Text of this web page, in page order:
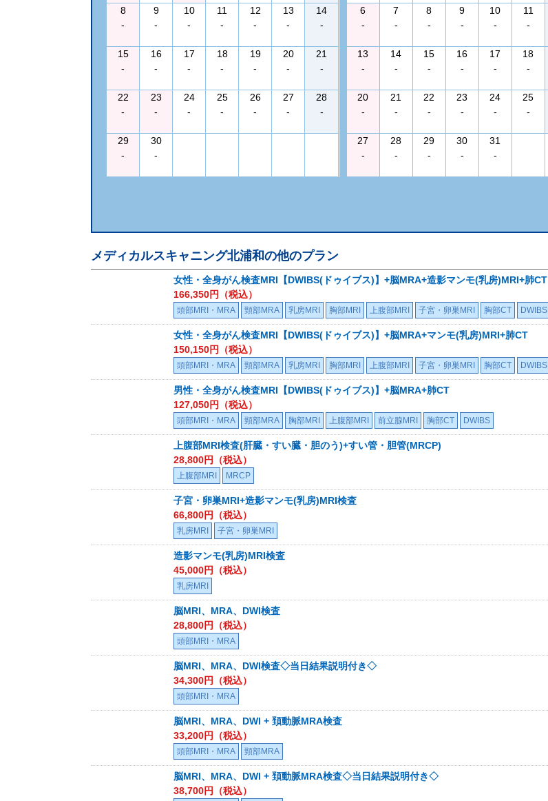
8
-
9
-
10
-
11
-
12
-
13
-
14
-
15
-
16
-
17
-
18
-
19
-
20
-
21
-
22
-
23
-
24
-
25
-
26
-
27
-
28
-
29
-
30
-
6
-
7
-
8
-
9
-
10
-
11
-
13
-
14
-
15
-
16
-
17
-
18
-
20
-
21
-
22
-
23
-
24
-
25
-
27
-
28
-
29
-
30
-
31
-
メディカルスキャニング北浦和の他のプラン
女性・全身がん検査MRI【DWIBS(ドゥイブス)】+脳MRA+造影マンモ(乳房)MRI+肺CT
166,350円（税込）
頭部MRI・MRA 頸部MRA 乳房MRI 胸部MRI 上腹部MRI 子宮・卵巣MRI 胸部CT DWIBS
女性・全身がん検査MRI【DWIBS(ドゥイブス)】+脳MRA+マンモ(乳房)MRI+肺CT
150,150円（税込）
頭部MRI・MRA 頸部MRA 乳房MRI 胸部MRI 上腹部MRI 子宮・卵巣MRI 胸部CT DWIBS
男性・全身がん検査MRI【DWIBS(ドゥイブス)】+脳MRA+肺CT
127,050円（税込）
頭部MRI・MRA 頸部MRA 胸部MRI 上腹部MRI 前立腺MRI 胸部CT DWIBS
上腹部MRI検査(肝臓・すい臓・胆のう)+すい管・胆管(MRCP)
28,800円（税込）
上腹部MRI MRCP
子宮・卵巣MRI+造影マンモ(乳房)MRI検査
66,800円（税込）
乳房MRI 子宮・卵巣MRI
造影マンモ(乳房)MRI検査
45,000円（税込）
乳房MRI
脳MRI、MRA、DWI検査
28,800円（税込）
頭部MRI・MRA
脳MRI、MRA、DWI検査◇当日結果説明付き◇
34,300円（税込）
頭部MRI・MRA
脳MRI、MRA、DWI + 頚動脈MRA検査
33,200円（税込）
頭部MRI・MRA 頸部MRA
脳MRI、MRA、DWI + 頚動脈MRA検査◇当日結果説明付き◇
38,700円（税込）